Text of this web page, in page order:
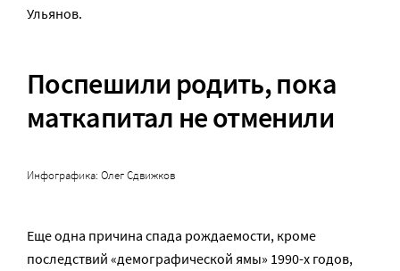
Ульянов.
Поспешили родить, пока
маткапитал не отменили
Инфографика: Олег Сдвижков
Еще одна причина спада рождаемости, кроме
последствий «демографической ямы» 1990-х годов,